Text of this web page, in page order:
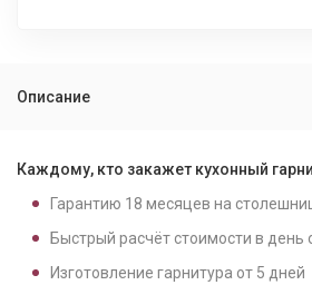
Описание
Каждому, кто закажет кухонный
Гарантию 18 месяцев на
Быстрый расчёт стоимости в
Изготовление гарнитура от 5 дней